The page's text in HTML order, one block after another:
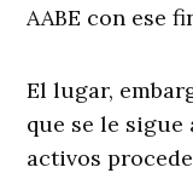
AABE con ese
El lugar,
que se le sigue
activos